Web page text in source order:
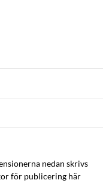
nedan skrivs
för publicering här